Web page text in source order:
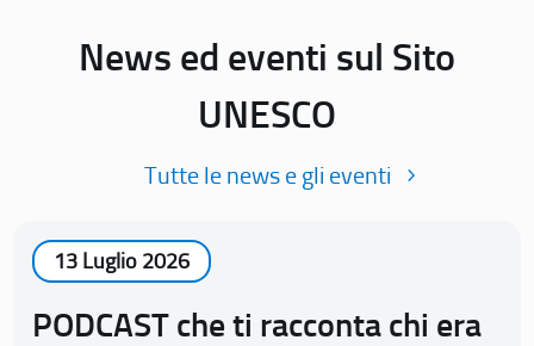
News ed eventi sul Sito
UNESCO
Tutte le news e gli eventi
13 Luglio 2026
PODCAST che ti racconta chi era